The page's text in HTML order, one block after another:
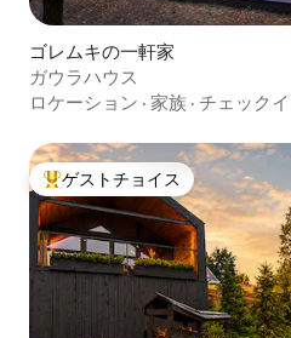
ゴレムキの一軒家
ガウラハウス
ロケーション · 家族 · チェック
大好評のゲストチョイスです。
ゲストチョイス